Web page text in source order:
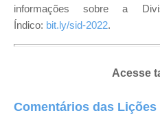
informações sobre a
Índico: bit.ly/sid-2022.
Acesse
Comentários das Lições